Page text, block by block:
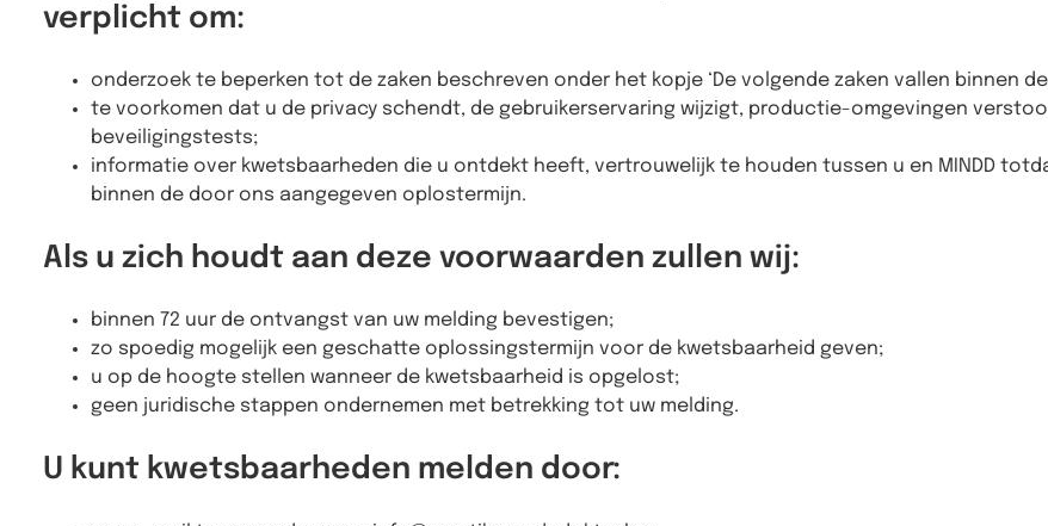
verplicht om:
onderzoek te beperken tot de zaken beschreven onder het kopje ‘De volgende zaken vallen binnen
te voorkomen dat u de privacy schendt, de gebruikerservaring wijzigt, productie-omgevingen
beveiligingstests;
informatie over kwetsbaarheden die u ontdekt heeft, vertrouwelijk te houden tussen u en MINDD
binnen de door ons aangegeven oplostermijn.
Als u zich houdt aan deze voorwaarden zullen wij:
binnen 72 uur de ontvangst van uw melding bevestigen;
zo spoedig mogelijk een geschatte oplossingstermijn voor de kwetsbaarheid geven;
u op de hoogte stellen wanneer de kwetsbaarheid is opgelost;
geen juridische stappen ondernemen met betrekking tot uw melding.
U kunt kwetsbaarheden melden door: